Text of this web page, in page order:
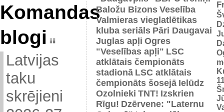
Komandas
blogi
Latvijas
taku
skrējieni
Baložu BizonsVeselība
Valmieras vieglatlētikas
kluba seriāls Pāri Daugavai
Juglas apļi Ogres
"Veselības apļi" LSC
atklātais čempionāts
stadionā LSC atklātais
čempionāts šosejā Ielūdz
Ozolnieki TNT! Izskrien
Rīgu! Dzērvene: "Laternu